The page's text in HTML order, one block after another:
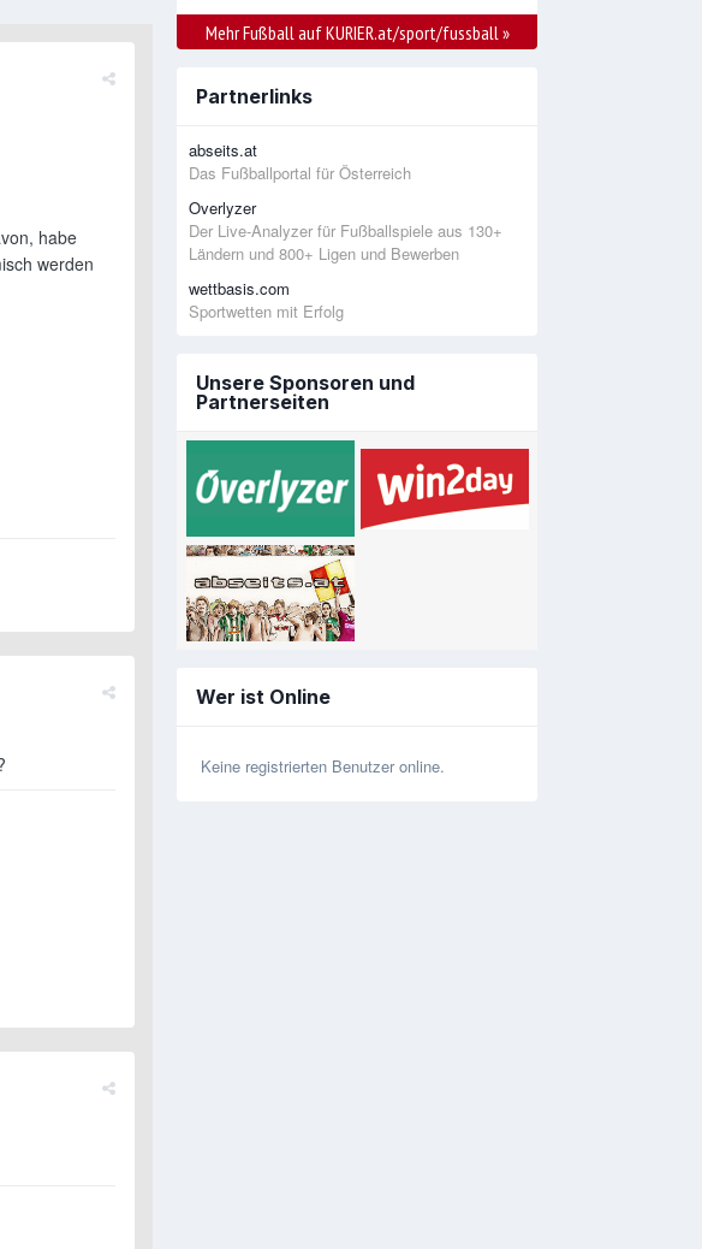
habe
werden
Mehr Fußball auf KURIER.at/sport/fussball »
Partnerlinks
abseits.at
Das Fußballportal für Österreich
Overlyzer
Der Live-Analyzer für Fußballspiele aus 130+
Ländern und 800+ Ligen und Bewerben
wettbasis.com
Sportwetten mit Erfolg
Unsere Sponsoren und
Partnerseiten
Wer ist Online
Keine registrierten Benutzer online.